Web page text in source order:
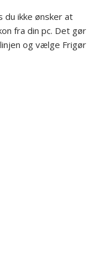
du ikke ønsker at
fra din pc. Det gør
og vælge Frigør